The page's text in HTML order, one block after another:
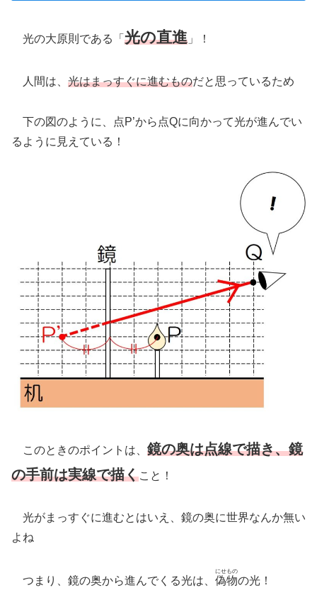
光の大原則である「 光の直進 」！
人間は、 光はまっすぐに進むものだと思っているため
下の図のように、点P’から点Qに向かって光が進んでい
るように見えている！
このときのポイントは、 鏡の奥は点線で描き、鏡
の手前は実線で描くこと！
光がまっすぐに進むとはいえ、鏡の奥に世界なんか無い
よね
つまり、鏡の奥から進んでくる光は、 偽物
にせもの
の光！